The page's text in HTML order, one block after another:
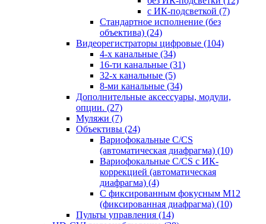
с ИК-подсветкой (7)
Стандартное исполнение (без
объектива) (24)
Видеорегистраторы цифровые (104)
4-х канальные (34)
16-ти канальные (31)
32-х канальные (5)
8-ми канальные (34)
Дополнительные аксессуары, модули,
опции. (27)
Муляжи (7)
Объективы (24)
Вариофокальные C/CS
(автоматическая диафрагма) (10)
Вариофокальные C/CS с ИК-
коррекцией (автоматическая
диафрагма) (4)
С фиксированным фокусным М12
(фиксированная диафрагма) (10)
Пульты управления (14)